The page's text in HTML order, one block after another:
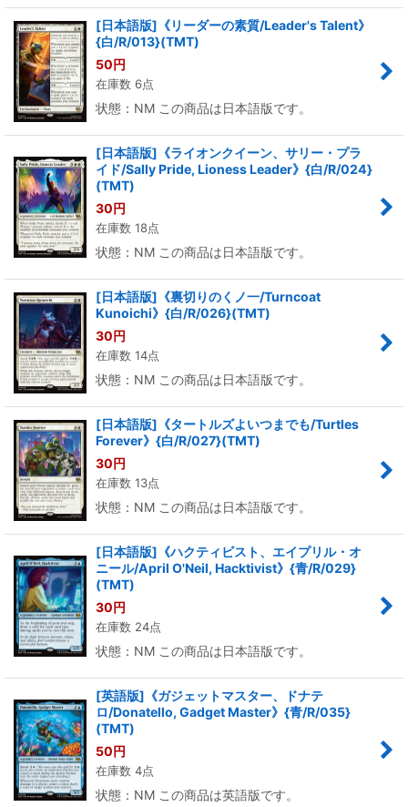
[日本語版]《リーダーの素質/Leader's Talent》
{白/R/013}(TMT)
50円
在庫数 6点
状態：NM この商品は日本語版です。
[日本語版]《ライオンクイーン、サリー・プラ
イド/Sally Pride, Lioness Leader》{白/R/024}
(TMT)
30円
在庫数 18点
状態：NM この商品は日本語版です。
[日本語版]《裏切りのくノ一/Turncoat
Kunoichi》{白/R/026}(TMT)
30円
在庫数 14点
状態：NM この商品は日本語版です。
[日本語版]《タートルズよいつまでも/Turtles
Forever》{白/R/027}(TMT)
30円
在庫数 13点
状態：NM この商品は日本語版です。
[日本語版]《ハクティビスト、エイプリル・オ
ニール/April O'Neil, Hacktivist》{青/R/029}
(TMT)
30円
在庫数 24点
状態：NM この商品は日本語版です。
[英語版]《ガジェットマスター、ドナテ
ロ/Donatello, Gadget Master》{青/R/035}
(TMT)
50円
在庫数 4点
状態：NM この商品は英語版です。